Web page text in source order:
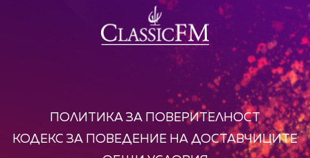
ПОЛИТИКА ЗА ПОВЕРИТЕЛНОСТ
КОДЕКС ЗА ПОВЕДЕНИЕ НА ДОСТАВЧИЦИТЕ